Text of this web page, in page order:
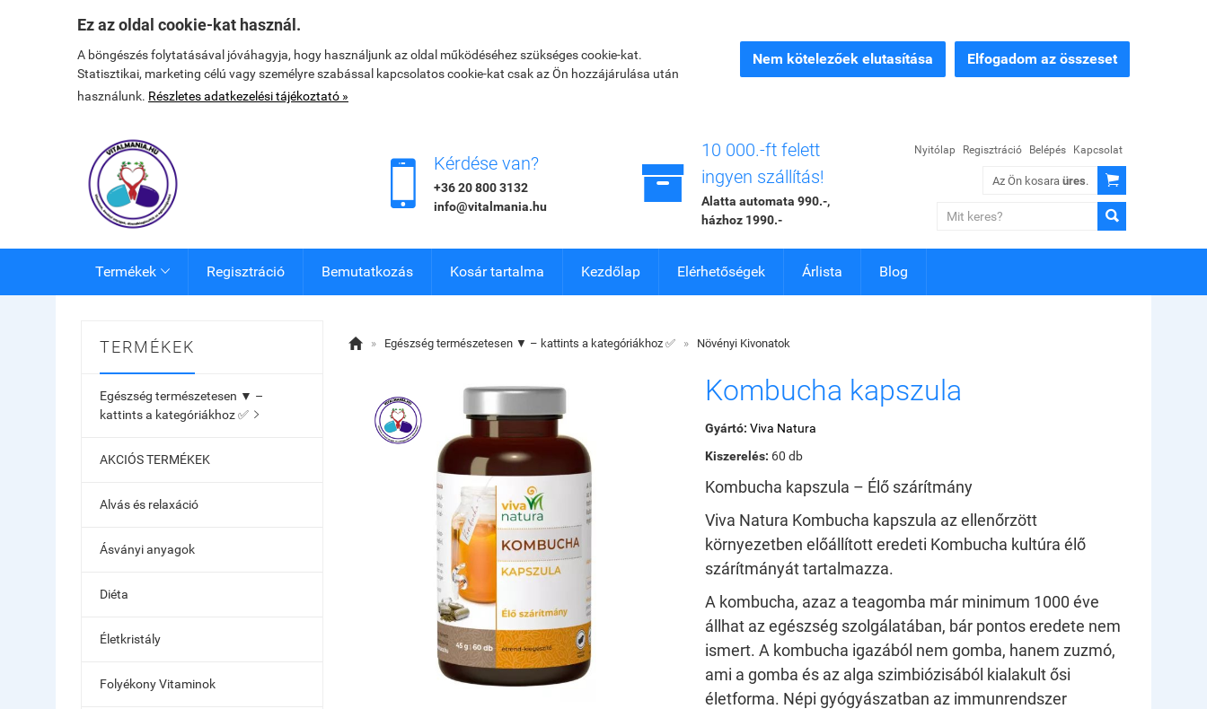
Ez az oldal cookie-kat használ.
A böngészés folytatásával jóváhagyja, hogy használjunk az oldal működéséhez szükséges cookie-kat.
Statisztikai, marketing célú vagy személyre szabással kapcsolatos cookie-kat csak az Ön hozzájárulása után
használunk. Részletes adatkezelési tájékoztató »
Nem kötelezőek elutasítása Elfogadom az összeset
 Kérdése van?
+36 20 800 3132
info@vitalmania.hu

10 000.-ft felett
ingyen szállítás!
Alatta automata 990.-,
házhoz 1990.-
Nyitólap Regisztráció Belépés Kapcsolat
Az Ön kosara üres.


Termékek  Regisztráció Bemutatkozás Kosár tartalma Kezdőlap Elérhetőségek Árlista Blog
TERMÉKEK
Egészség természetesen ▼ –
kattints a kategóriákhoz ✅ 
AKCIÓS TERMÉKEK
Alvás és relaxáció
Ásványi anyagok
Diéta
Életkristály
Folyékony Vitaminok
 » Egészség természetesen ▼ – kattints a kategóriákhoz ✅ » Növényi Kivonatok
Kombucha kapszula
Gyártó:Viva Natura
Kiszerelés: 60 db
Kombucha kapszula – Élő szárítmány
Viva Natura Kombucha kapszula az ellenőrzött
környezetben előállított eredeti Kombucha kultúra élő
szárítmányát tartalmazza.
A kombucha, azaz a teagomba már minimum 1000 éve
állhat az egészség szolgálatában, bár pontos eredete nem
ismert. A kombucha igazából nem gomba, hanem zuzmó,
ami a gomba és az alga szimbiózisából kialakult ősi
életforma. Népi gyógyászatban az immunrendszer